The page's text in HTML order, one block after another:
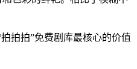
拍拍”免费剧库最核心的价值